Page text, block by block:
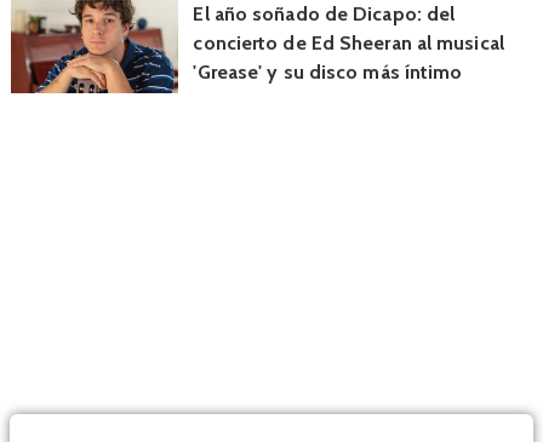
El año soñado de Dicapo: del
concierto de Ed Sheeran al musical
'Grease' y su disco más íntimo